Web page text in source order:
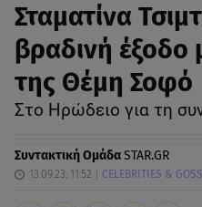
Σταματίνα
βραδινή έξοδο
της Θέμη Σοφό
Στο Ηρώδειο για τη
Συντακτική ΟμάδαSTAR.GR
13.09.23, 11:52 CELEBRITIES &